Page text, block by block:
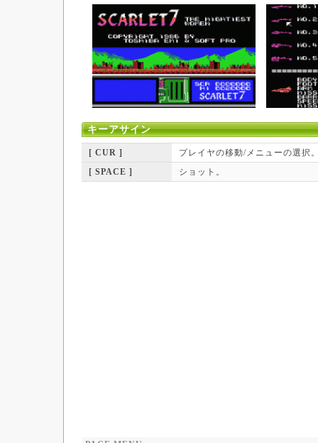
キーアサイン
[ CUR ]
プレイヤの移動/メニューの選択
[ SPACE ]
ショット。